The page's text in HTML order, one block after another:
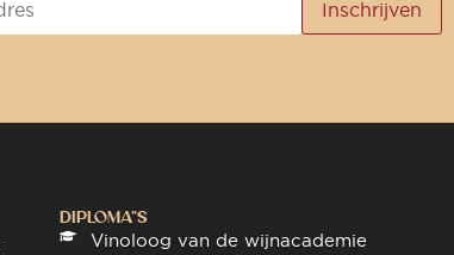
DIPLOMA"S
Vinoloog van de wijnacademie